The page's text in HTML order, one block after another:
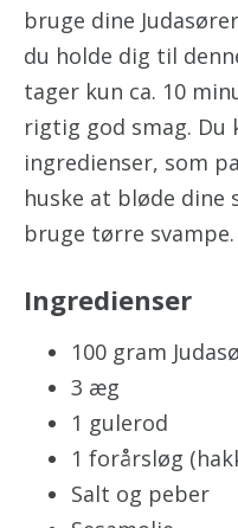
bruge dine
du holde dig til
tager kun ca. 10
rigtig god smag.
ingredienser, som
huske at bløde dine
bruge tørre svampe.
Ingredienser
100 gram
3 æg
1 gulerod
1 forårsløg
Salt og peber